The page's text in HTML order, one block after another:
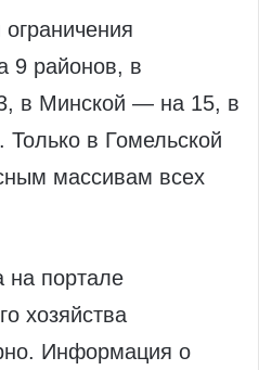
9 районов, в
в Минской — на 15, в
в Гомельской
массивам всех
на портале
хозяйства
Информация о